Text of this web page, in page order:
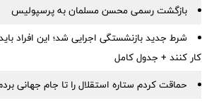
بازگشت رسمی محسن مسلمان به پرسپولیس
کار کنند + جدول کامل
حماقت کردم ستاره استقلال را تا جام جهانی